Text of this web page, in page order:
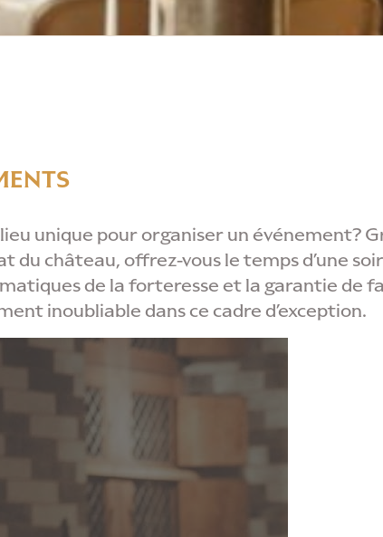
lieu unique pour organiser un événement?
du château, offrez-vous le temps d’une
de la forteresse et la garantie de
inoubliable dans ce cadre d’exception.